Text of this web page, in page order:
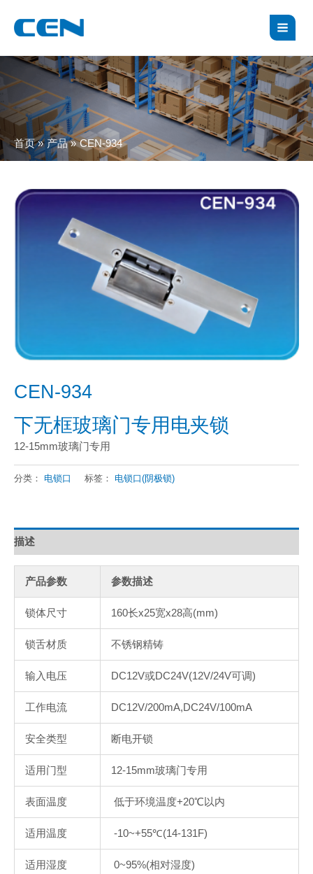
容
首页 产品 CEN-934
CEN-934
下无框玻璃门专用电夹锁
12-15mm玻璃门专用
分类： 电锁口 标签： 电锁口(阴极锁)
描述
产品参数 参数描述
锁体尺寸 160长x25宽x28高(mm)
锁舌材质 不锈钢精铸
输入电压 DC12V或DC24V(12V/24V可调)
工作电流 DC12V/200mA,DC24V/100mA
安全类型 断电开锁
适用门型 12-15mm玻璃门专用
表面温度 低于环境温度+20℃以内
适用温度 -10~+55℃(14-131F)
适用湿度 0~95%(相对湿度)